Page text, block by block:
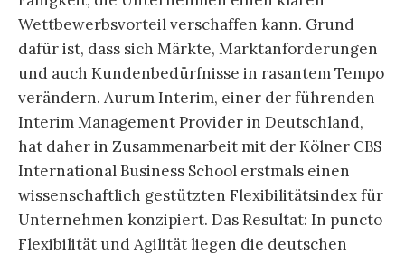
Wettbewerbsvorteil verschaffen kann. Grund
dafür ist, dass sich Märkte, Marktanforderungen
und auch Kundenbedürfnisse in rasantem Tempo
verändern. Aurum Interim, einer der führenden
Interim Management Provider in Deutschland,
hat daher in Zusammenarbeit mit der Kölner CBS
International Business School erstmals einen
wissenschaftlich gestützten Flexibilitätsindex für
Unternehmen konzipiert. Das Resultat: In puncto
Flexibilität und Agilität liegen die deutschen